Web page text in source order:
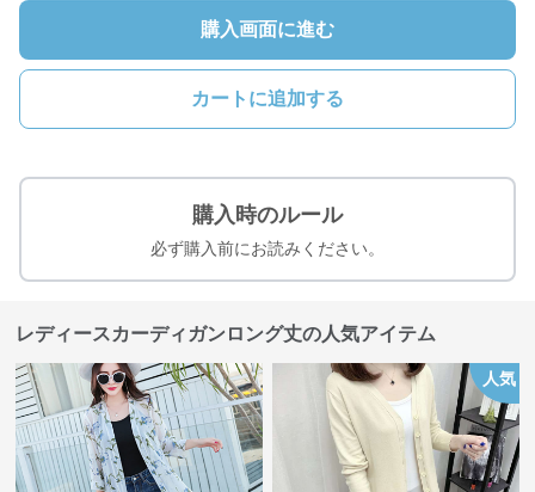
購入画面に進む
カートに追加する
購入時のルール
必ず購入前にお読みください。
レディースカーディガンロング丈の人気アイテム
人気